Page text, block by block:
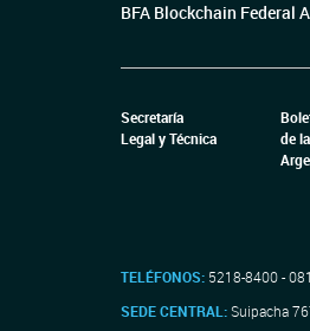
BFA Blockchain Federal
Secretaría
Legal y Técnica
de
TELÉFONOS: 5218-8400 -
SEDE CENTRAL:Suipacha